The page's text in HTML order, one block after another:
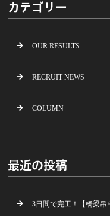
カテゴリー
OUR RESULTS
RECRUIT NEWS
COLUMN
最近の投稿
3日間で完工！【橋梁吊